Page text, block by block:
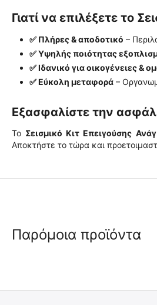
Γιατί να επιλέξετε το
✅ Πλήρες & αποδοτικό –
✅ Υψηλής ποιότητας
✅ Ιδανικό για οικογένειες &
✅ Εύκολη μεταφορά –
Εξασφαλίστε την
Το Σεισμικό Κιτ Επειγούσης
Αποκτήστε το τώρα και
Παρόμοια προϊόντα